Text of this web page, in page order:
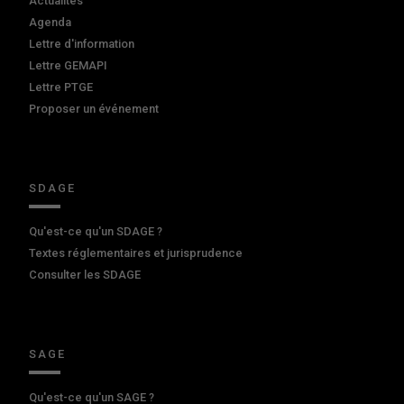
Agenda
Lettre d'information
Lettre GEMAPI
Lettre PTGE
Proposer un événement
SDAGE
Qu'est-ce qu'un SDAGE ?
Textes réglementaires et jurisprudence
Consulter les SDAGE
SAGE
Qu'est-ce qu'un SAGE ?